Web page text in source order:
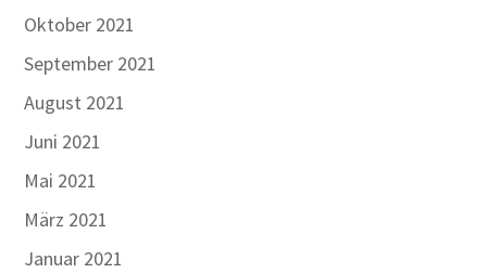
Oktober 2021
September 2021
August 2021
Juni 2021
Mai 2021
März 2021
Januar 2021